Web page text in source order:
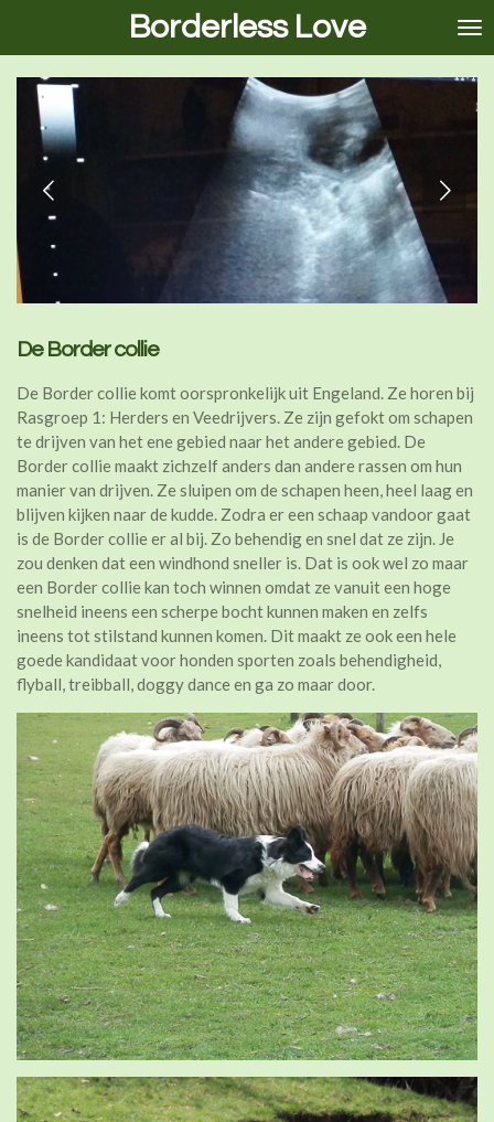
hoofdinhoud
Borderless Love
De Border collie
De Border collie komt oorspronkelijk uit Engeland. Ze horen bij
Rasgroep 1: Herders en Veedrijvers. Ze zijn gefokt om schapen
te drijven van het ene gebied naar het andere gebied. De
Border collie maakt zichzelf anders dan andere rassen om hun
manier van drijven. Ze sluipen om de schapen heen, heel laag en
blijven kijken naar de kudde. Zodra er een schaap vandoor gaat
is de Border collie er al bij. Zo behendig en snel dat ze zijn. Je
zou denken dat een windhond sneller is. Dat is ook wel zo maar
een Border collie kan toch winnen omdat ze vanuit een hoge
snelheid ineens een scherpe bocht kunnen maken en zelfs
ineens tot stilstand kunnen komen. Dit maakt ze ook een hele
goede kandidaat voor honden sporten zoals behendigheid,
flyball, treibball, doggy dance en ga zo maar door.